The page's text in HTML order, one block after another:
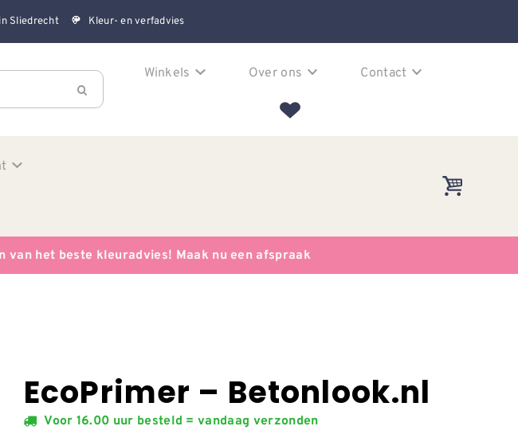
in Sliedrecht Kleur- en verfadvies
Winkels Over ons Contact
het beste kleuradvies! Maak nu een afspraak
EcoPrimer – Betonlook.nl
Voor 16.00 uur besteld = vandaag verzonden